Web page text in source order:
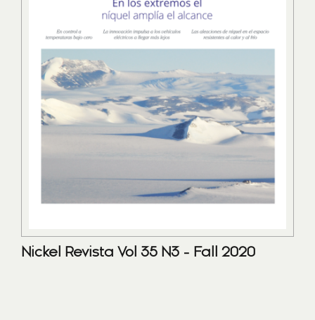
Nickel Revista Vol 35 N3 - Fall 2020